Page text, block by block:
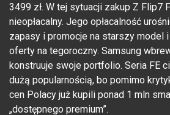
3499 zł. W tej sytuacji zakup Z Flip7
nieopłacalny. Jego opłacalność
zapasy i promocje na starszy model
oferty na tegoroczny. Samsung
konstruuje swoje portfolio. Seria FE
dużą popularnością, bo pomimo
cen Polacy już kupili ponad 1 mln
„dostępnego premium”.